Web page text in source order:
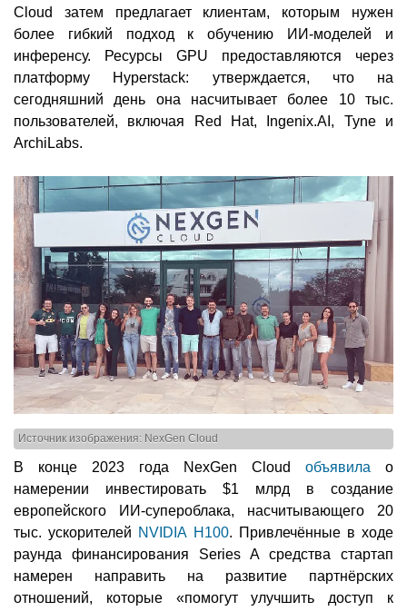
Cloud затем предлагает клиентам, которым нужен
более гибкий подход к обучению ИИ-моделей и
инференсу. Ресурсы GPU предоставляются через
платформу Hyperstack: утверждается, что на
сегодняшний день она насчитывает более 10 тыс.
пользователей, включая Red Hat, Ingenix.AI, Tyne и
ArchiLabs.
Источник изображения: NexGen Cloud
В конце 2023 года NexGen Cloud объявила о
намерении инвестировать $1 млрд в создание
европейского ИИ-супероблака, насчитывающего 20
тыс. ускорителей NVIDIA H100. Привлечённые в ходе
раунда финансирования Series A средства стартап
намерен направить на развитие партнёрских
отношений, которые «помогут улучшить доступ к